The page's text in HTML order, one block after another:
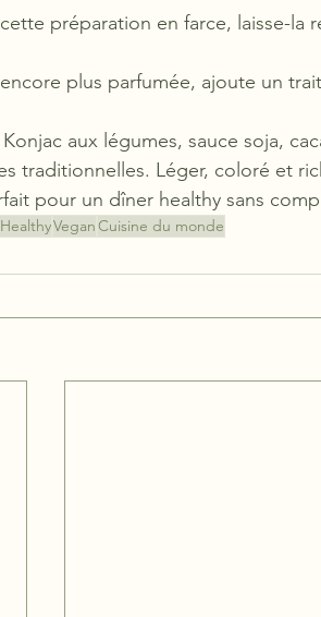
préparation en farce, laisse-la
plus parfumée, ajoute un
aux légumes, sauce soja,
traditionnelles. Léger, coloré et
pour un dîner healthy sans
HealthyVeganCuisine du monde